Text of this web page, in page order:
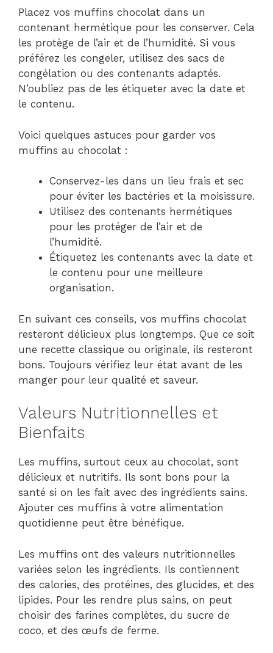
Placez vos muffins chocolat dans un
contenant hermétique pour les conserver. Cela
les protège de l’air et de l’humidité. Si vous
préférez les congeler, utilisez des sacs de
congélation ou des contenants adaptés.
N’oubliez pas de les étiqueter avec la date et
le contenu.
Voici quelques astuces pour garder vos
muffins au chocolat :
Conservez-les dans un lieu frais et sec
pour éviter les bactéries et la moisissure.
Utilisez des contenants hermétiques
pour les protéger de l’air et de
l’humidité.
Étiquetez les contenants avec la date et
le contenu pour une meilleure
organisation.
En suivant ces conseils, vos muffins chocolat
resteront délicieux plus longtemps. Que ce soit
une recette classique ou originale, ils resteront
bons. Toujours vérifiez leur état avant de les
manger pour leur qualité et saveur.
Valeurs Nutritionnelles et
Bienfaits
Les muffins, surtout ceux au chocolat, sont
délicieux et nutritifs. Ils sont bons pour la
santé si on les fait avec des ingrédients sains.
Ajouter ces muffins à votre alimentation
quotidienne peut être bénéfique.
Les muffins ont des valeurs nutritionnelles
variées selon les ingrédients. Ils contiennent
des calories, des protéines, des glucides, et des
lipides. Pour les rendre plus sains, on peut
choisir des farines complètes, du sucre de
coco, et des œufs de ferme.